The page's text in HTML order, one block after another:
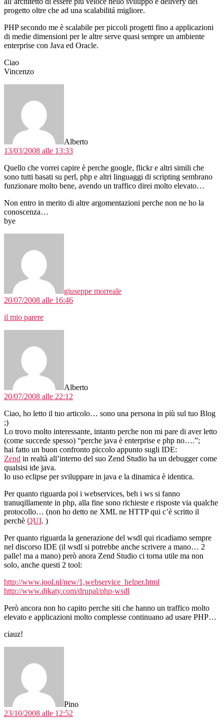
progetto oltre che ad una scalabilitá migliore.
PHP secondo me è scalabile per piccoli progetti fino a applicazioni
di medie dimensioni per le altre serve quasi sempre un ambiente
enterprise con Java ed Oracle.
Ciao
Vincenzo
Alberto
13/03/2008 alle 13:33
Quello che vorrei capire è perche google, flickr e altri simili che
sono tutti basati su perl, php e altri linguaggi di scripting sembrano
funzionare molto bene, avendo un traffico direi molto elevato…
Non entro in merito di altre argomentazioni perche non ne ho la
conoscenza…
bye
giuseppe morreale
20/07/2008 alle 16:46
il mio parere
Alberto
20/07/2008 alle 22:12
Ciao, ho letto il tuo articolo… sono una persona in più sul tuo Blog
;)
Lo trovo molto interessante, intanto perche non mi pare di aver letto
(come succede spesso) “perche java è enterprise e php no….”;
hai fatto un buon confronto piccolo appunto sugli IDE:
Zend in realtà all’interno del suo Zend Studio ha un debugger come
qualsisi ide java.
Io uso eclipse per sviluppare in java e la dinamica è identica.
Per quanto riguarda poi i webservices, beh i ws si fanno
tranuqillamente in php, alla fine sono richieste e risposte via qualche
protocollo… (non ho detto ne XML ne HTTP qui c’è scritto il
perchè QUI. )
Per quanto riguarda la generazione del wsdl qui ricadiamo sempre
nel discorso IDE (il wsdl si potrebbe anche scrivere a mano… 2
palle! ma a mano) però anora Zend Studio ci torna utile ma non
solo, anche questi 2 tool:
http://www.jool.nl/new/1,webservice_helper.html
http://www.djkaty.com/drupal/php-wsdl
Però ancora non ho capito perche siti che hanno un traffico molto
elevato e applicazioni molto complesse continuano ad usare PHP…
ciauz!
Pino
23/10/2008 alle 12:52